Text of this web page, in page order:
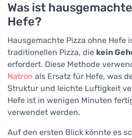
Was ist
Hefe?
Hausgemachte Pizza ohne Hefe
traditionellen Pizza, die kein
erfordert. Diese Methode
Natron als Ersatz für Hefe, was
Struktur und leichte Luftigkeit
Hefe ist in wenigen Minuten
verwendet werden.
Auf den ersten Blick könnte es